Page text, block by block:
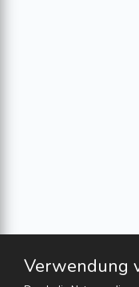
Verwendung